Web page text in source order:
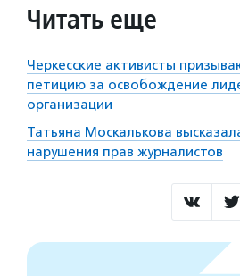
Читать еще
Черкесские активисты
петицию за освобождение
организации
Татьяна Москалькова
нарушения прав журналистов